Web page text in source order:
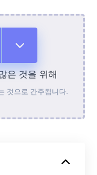
서
은 것을 위해
것으로 간주됩니다.